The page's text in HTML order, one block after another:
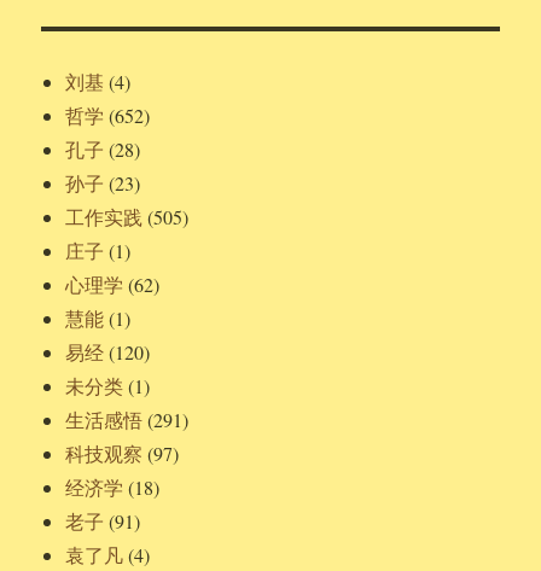
刘基 (4)
哲学 (652)
孔子 (28)
孙子 (23)
工作实践 (505)
庄子 (1)
心理学 (62)
慧能(1)
易经(120)
未分类(1)
生活感悟(291)
科技观察 (97)
经济学 (18)
老子 (91)
袁了凡(4)